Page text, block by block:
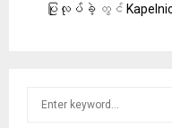
ပြုလုပ်ခဲ့ တွင်